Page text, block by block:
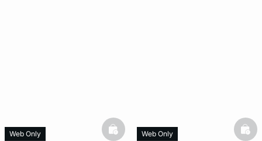
Web Only basketfullWeb Only